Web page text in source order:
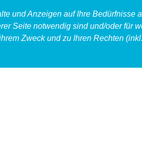
und Anzeigen auf Ihre Bedürfnisse
Seite notwendig sind und/oder für
Zweck und zu Ihren Rechten